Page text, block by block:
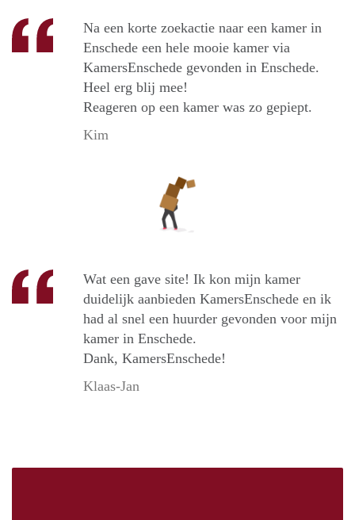
Na een korte zoekactie naar een kamer in
Enschede een hele mooie kamer via
KamersEnschede gevonden in Enschede.
Heel erg blij mee!
Reageren op een kamer was zo gepiept.
Kim
Wat een gave site! Ik kon mijn kamer
duidelijk aanbieden KamersEnschede en ik
had al snel een huurder gevonden voor mijn
kamer in Enschede.
Dank, KamersEnschede!
Klaas-Jan